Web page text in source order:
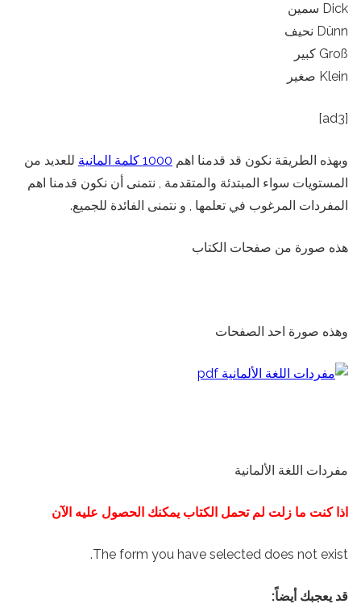
Dick سمين
Dünn نحيف
Groß كبير
Klein صغير
[ad3]
وبهذه الطريقة نكون قد قدمنا اهم 1000 كلمة المانية
للعديد من
المستويات سواء المبتدئة والمتقدمة , نتمنى أن نكون قدمنا اهم
المفردات المرغوب في تعلمها , و نتمنى الفائدة للجميع.
هذه صورة من صفحات الكتاب
وهذه صورة احد الصفحات
مفردات اللغة الألمانية
اذا كنت ما زلت لم تحمل الكتاب يمكنك الحصول عليه الآن
The form you have selected does not exist.
قد يعجبك أيضاً: